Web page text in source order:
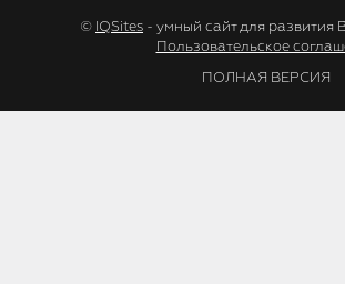
© IQSites - умный сайт для развития
Пользовательское
ПОЛНАЯ ВЕРСИЯ